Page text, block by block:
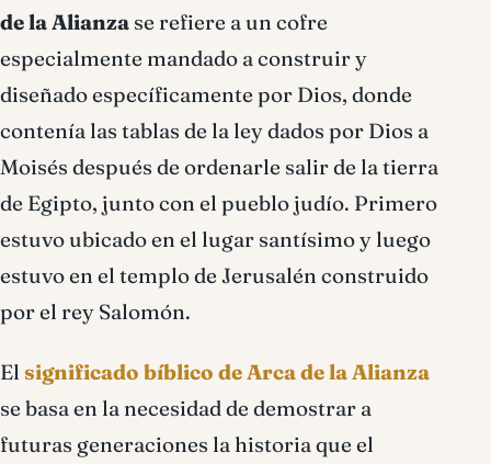
de la Alianza se refiere a un cofre
especialmente mandado a construir y
diseñado específicamente por Dios, donde
contenía las tablas de la ley dados por Dios a
Moisés después de ordenarle salir de la tierra
de Egipto, junto con el pueblo judío. Primero
estuvo ubicado en el lugar santísimo y luego
estuvo en el templo de Jerusalén construido
por el rey Salomón.
El significado bíblico de Arca de la Alianza
se basa en la necesidad de demostrar a
futuras generaciones la historia que el